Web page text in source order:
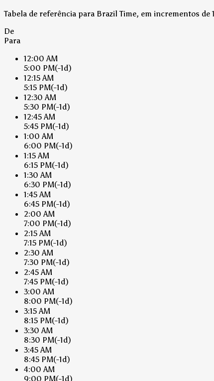
Tabela de referência para Brazil Time, em incrementos
De
Para
12:00 AM
5:00 PM(-1d)
12:15 AM
5:15 PM(-1d)
12:30 AM
5:30 PM(-1d)
12:45 AM
5:45 PM(-1d)
1:00 AM
6:00 PM(-1d)
1:15 AM
6:15 PM(-1d)
1:30 AM
6:30 PM(-1d)
1:45 AM
6:45 PM(-1d)
2:00 AM
7:00 PM(-1d)
2:15 AM
7:15 PM(-1d)
2:30 AM
7:30 PM(-1d)
2:45 AM
7:45 PM(-1d)
3:00 AM
8:00 PM(-1d)
3:15 AM
8:15 PM(-1d)
3:30 AM
8:30 PM(-1d)
3:45 AM
8:45 PM(-1d)
4:00 AM
9:00 PM(-1d)